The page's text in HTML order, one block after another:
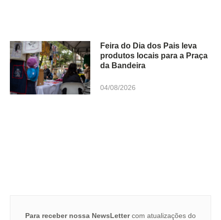
Feira do Dia dos Pais leva
produtos locais para a Praça
da Bandeira
04/08/2026
Para receber nossa NewsLettercom atualizações do